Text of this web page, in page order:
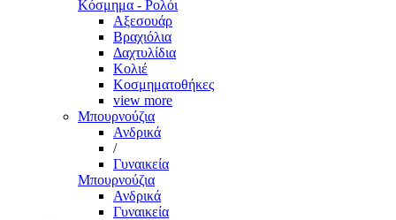
Κόσμημα - Ρολόι
Αξεσουάρ
Βραχιόλια
Δαχτυλίδια
Κολιέ
Κοσμηματοθήκες
view more
Μπουρνούζια
Ανδρικά
/
Γυναικεία
Μπουρνούζια
Ανδρικά
Γυναικεία